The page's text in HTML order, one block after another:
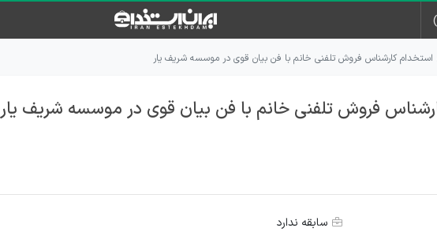
استخدام کارشناس فروش تلفنی خانم با فن بیان قوی در موسسه شریف یار
فروش تلفنی خانم با فن بیان قوی در موسسه شریف یار
سابقه ندارد